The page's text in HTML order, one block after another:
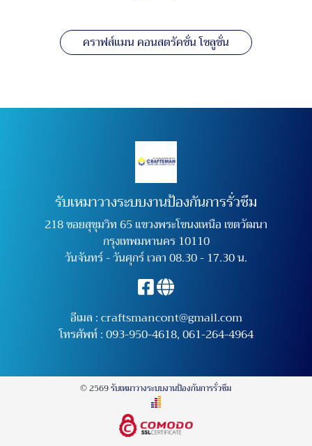
คราฟส์แมน คอนสตรัคชั่น โซลูชั่น
รับเหมาวางระบบงานป้องกันการรั่วซึม
218 ซอยสุขุมวิท 65 แขวงพระโขนงเหนือ เขตวัฒนา
กรุงเทพมหานคร 10110
วันจันทร์ - วันศุกร์ เวลา 08.30 - 17.30 น.
อีเมล :craftsmancont@gmail.com
โทรศัพท์ :093-950-4618,061-264-4964
© 2569รับเหมาวางระบบงานป้องกันการรั่วซึม